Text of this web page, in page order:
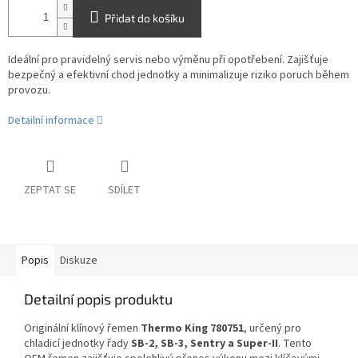
Přidat do košíku
Ideální pro pravidelný servis nebo výměnu při opotřebení. Zajišťuje
bezpečný a efektivní chod jednotky a minimalizuje riziko poruch během
provozu.
Detailní informace
ZEPTAT SE SDÍLET
Popis Diskuze
Detailní popis produktu
Originální klínový řemen Thermo King 780751, určený pro
chladicí jednotky řadySB-2, SB-3, Sentry a Super-II. Tento